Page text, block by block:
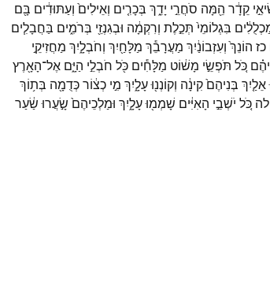
קֵדָ֔ר הֵ֖מָּה סֹחֲרֵ֣י יָדֵ֑ךְ בְּכָרִ֤ים וְאֵילִים֙ וְעַתּוּדִ֔ים בָּ֖ם
בִּגְלוֹמֵי֙ תְּכֵ֣לֶת וְרִקְמָ֔ה וּבְגִנְזֵ֖י בְּרֹמִ֑ים בַּחֲבָלִ֧ים
כז הוֹנֵךְ֙ וְעִזְבוֹנַ֔יִךְ מַעֲרָבֵ֕ךְ מַלָּחַ֖יִךְ וְחֹבְלָ֑יִךְ מַחֲזִיקֵ֣י
כֹּ֚ל תֹּפְשֵׂ֣י מָשׁ֔וֹט מַלָּחִ֕ים כֹּ֖ל חֹבְלֵ֣י הַיָּ֑ם אֶל־הָאָ֖רֶץ
אֵלַ֤יִךְ בְּנִיהֶם֙קִינָ֔ה וְקוֹנְנ֖וּעָלָ֑יִךְ מִ֣י כְצ֔וֹרכְּדֻמָ֖ה בְּת֥וֹךְ
לה כֹּ֚ל יֹשְׁבֵ֣י הָאִיִּ֔ים שָׁמְמ֖וּעָלָ֑יִךְ וּמַלְכֵיהֶם֙ שָׂ֣עֲרוּ שַׂ֔עַר